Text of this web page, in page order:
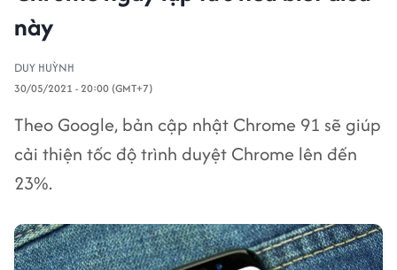
này
DUY HUỲNH
30/05/2021 - 20:00 (GMT+7)
Theo Google, bản cập nhật Chrome 91 sẽ giúp
cải thiện tốc độ trình duyệt Chrome lên đến
23%.